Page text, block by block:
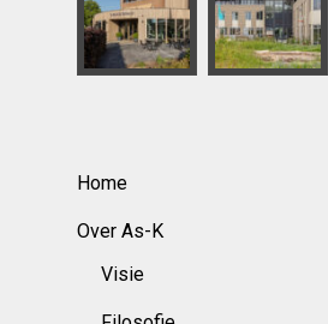
Home
Over As-K
Visie